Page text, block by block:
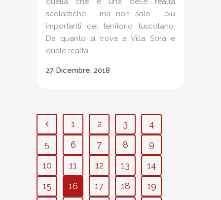
scolastiche - ma non solo - più
importanti del territorio tuscolano.
Da quanto si trova a Villa Sora e
quale realtà,...
27 Dicembre, 2018
1 2 3
4
5
6 7 8
9
10
11 12 13
14
15
16 17 18
19